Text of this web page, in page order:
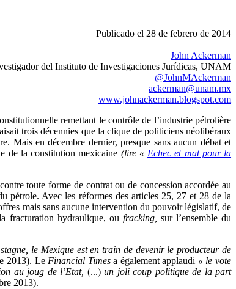
Publicado el 28 de febrero de 2014
John Ackerman
del Instituto de Investigaciones Jurídicas, UNAM
@JohnMAckerman
ackerman@unam.mx
www.johnackerman.blogspot.com
remettant le contrôle de l’industrie pétrolière
trois décennies que la clique de politiciens néolibéraux
Mais en décembre dernier, presque sans aucun débat et
de la constitution mexicaine (lire « Echec et mat pour la
toute forme de contrat ou de concession accordée au
pétrole. Avec les réformes des articles 25, 27 et 28 de la
mais sans aucune intervention du pouvoir législatif, de
fracturation hydraulique, ou fracking, sur l’ensemble du
le Mexique est en train de devenir le producteur de
2013). Le Financial Timesa également applaudi « le vote
au joug de l’Etat, (...)un joli coup politique de la part
2013).